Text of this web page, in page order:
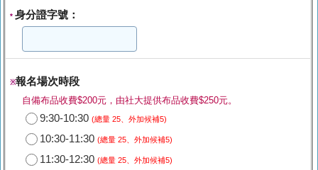
* 身分證字號：
※報名場次時段
自備布品收費$200元，由社大提供布品收費$250元。
9:30-10:30 (總量 25、外加候補5)
10:30-11:30 (總量 25、外加候補5)
11:30-12:30 (總量 25、外加候補5)